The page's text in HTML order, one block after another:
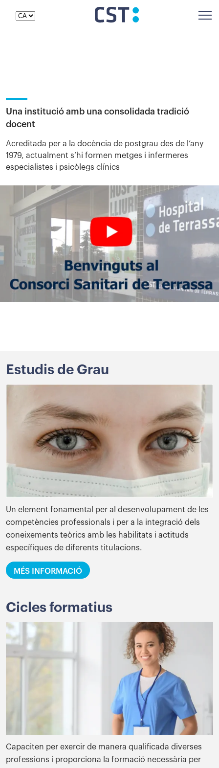
Estudiants
Una institució amb una consolidada tradició
docent
Acreditada per a la docència de postgrau des de l’any
1979, actualment s’hi formen metges i infermeres
especialistes i psicòlegs clínics
Estudis de Grau
Un element fonamental per al desenvolupament de les
competències professionals i per a la integració dels
coneixements teòrics amb les habilitats i actituds
específiques de diferents titulacions.
MÉS INFORMACIÓ
Cicles formatius
Capaciten per exercir de manera qualificada diverses
professions i proporciona la formació necessària per